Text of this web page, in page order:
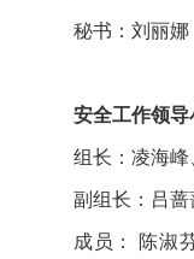
秘书：刘丽娜
安全工作领导
组长： 凌海峰
副组长：吕蔷
成员： 陈淑